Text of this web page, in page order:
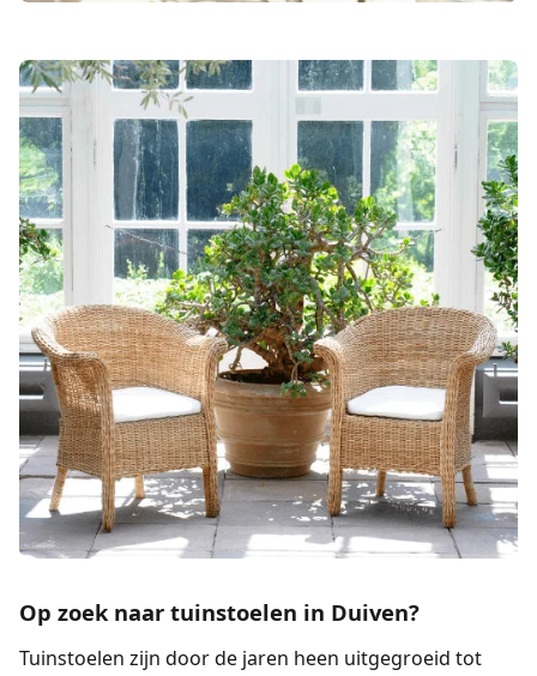
Op zoek naar tuinstoelen in Duiven?
Tuinstoelen zijn door de jaren heen uitgegroeid tot